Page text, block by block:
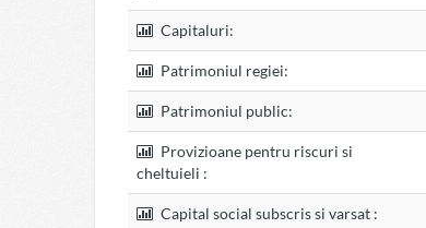
Capitaluri:
Patrimoniul regiei:
Patrimoniul public:
Provizioane pentru riscuri si
cheltuieli :
Capital social subscris si varsat :